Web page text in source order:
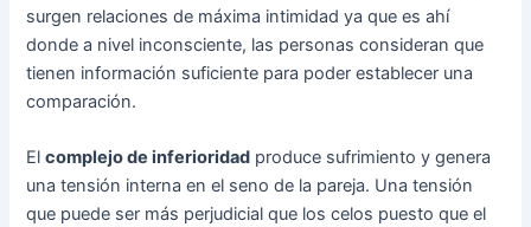
surgen relaciones de máxima intimidad ya que es ahí
donde a nivel inconsciente, las personas consideran que
tienen información suficiente para poder establecer una
comparación.
Elcomplejo de inferioridad produce sufrimiento y genera
una tensión interna en el seno de la pareja. Una tensión
que puede ser más perjudicial que los celos puesto que el